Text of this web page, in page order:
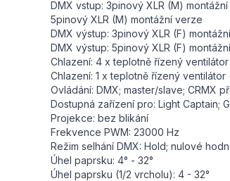
DMX vstup: 3pinový XLR (M)
5pinový XLR (M) montážní verze
DMX výstup: 3pinový XLR (F)
DMX výstup: 5pinový XLR (F)
Chlazení: 4 x teplotně řízený
Chlazení: 1 x teplotně řízený ventilátor
Ovládání: DMX; master/slave; CRMX
Dostupná zařízení pro: Light Captain;
Projekce: bez blikání
Frekvence PWM: 23000 Hz
Režim selhání DMX: Hold; nulové
Úhel paprsku: 4° - 32°
Úhel paprsku (1/2 vrcholu): 4 - 32°